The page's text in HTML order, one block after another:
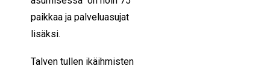
paikkaa ja palveluasujat
lisäksi.
Talven tullen ikäihmisten